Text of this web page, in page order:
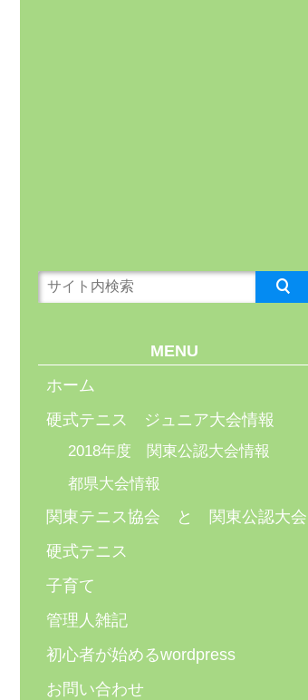
MENU
ホーム
硬式テニス ジュニア大会情報
2018年度 関東公認大会情報
都県大会情報
関東テニス協会 と 関東公認大会
硬式テニス
子育て
管理人雑記
初心者が始めるwordpress
お問い合わせ